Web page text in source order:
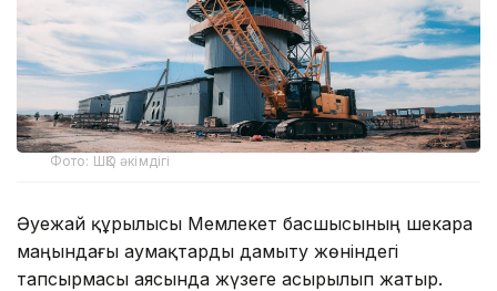
Фото: ШҚО әкімдігі
Әуежай құрылысы Мемлекет басшысының шекара
маңындағы аумақтарды дамыту жөніндегі
тапсырмасы аясында жүзеге асырылып жатыр.